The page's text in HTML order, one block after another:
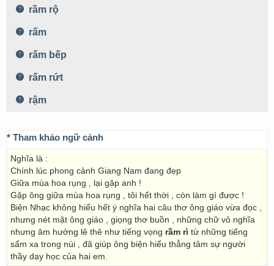
rầm rộ
rấm
rấm bếp
rấm rứt
rậm
* Tham khảo ngữ cảnh
Nghĩa là :
Chính lúc phong cảnh Giang Nam đang đẹp
Giữa mùa hoa rụng , lại gặp anh !
Gặp ông giữa mùa hoa rụng , tôi hết thời , còn làm gì được !
Biện Nhạc không hiểu hết ý nghĩa hai câu thơ ông giáo vừa đọc ,
nhưng nét mặt ông giáo , giọng thơ buồn , những chữ vô nghĩa
nhưng âm hưởng lê thê như tiếng vọng rầm rì từ những tiếng
sấm xa trong núi , đã giúp ông biện hiểu thẳng tâm sự người
thầy dạy học của hai em.